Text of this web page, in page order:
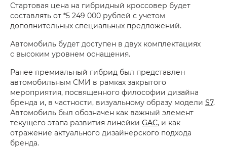
Стартовая цена на гибридный кроссовер будет
составлять от *5 249 000 рублей с учетом
дополнительных специальных предложений.
Автомобиль будет доступен в двух комплектациях
с высоким уровнем оснащения.
Ранее премиальный гибрид был представлен
автомобильным СМИ в рамках закрытого
мероприятия, посвященного философии дизайна
бренда и, в частности, визуальному образу модели S7.
Автомобиль был обозначен как важный элемент
текущего этапа развития линейки GAC, и как
отражение актуального дизайнерского подхода
бренда.